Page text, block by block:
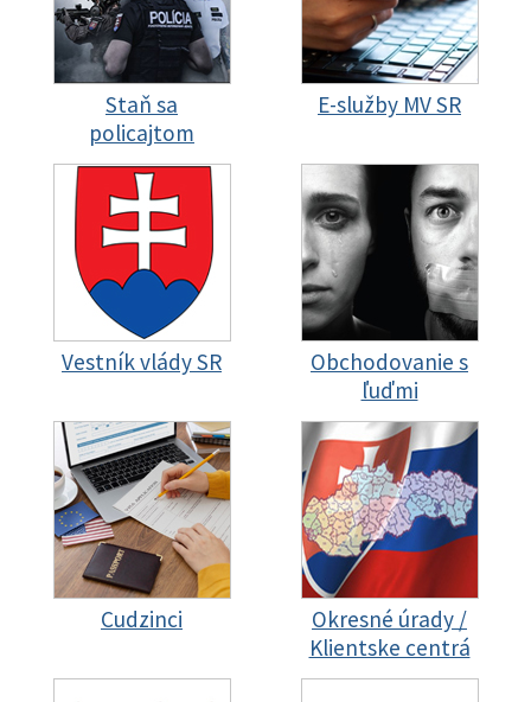
Staň sa
policajtom
E-služby MV SR
Vestník vlády SR
Obchodovanie s
ľuďmi
Cudzinci
Okresné úrady /
Klientske centrá